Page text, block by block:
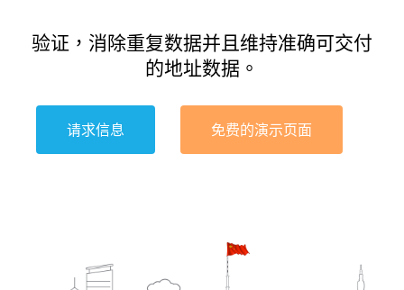
验证，消除重复数据并且维持准确可交付
的地址数据。
请求信息 免费的演示页面